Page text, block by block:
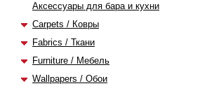
Аксессуары для бара и кухни
Carpets / Ковры
Fabrics / Ткани
Furniture / Мебель
Wallpapers / Обои